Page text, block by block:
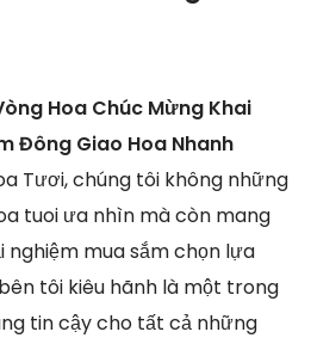
Hoa Chúc Mừng Khai
Đông Giao Hoa Nhanh
Tươi, chúng tôi không những
tuoi ưa nhìn mà còn mang
nghiệm mua sắm chọn lựa
tôi kiêu hãnh là một trong
tin cậy cho tất cả những